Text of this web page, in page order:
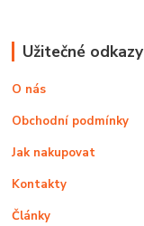
Užitečné odkazy
O nás
Obchodní podmínky
Jak nakupovat
Kontakty
Články